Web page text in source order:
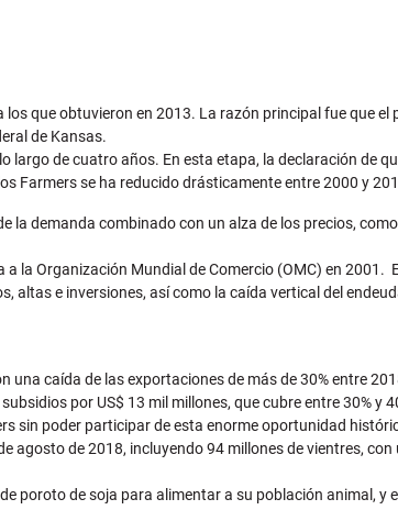
que obtuvieron en 2013. La razón principal fue que
de Kansas.
de cuatro años. En esta etapa, la declaración de
Farmers se ha reducido drásticamente entre 2000 y
demanda combinado con un alza de los precios,
la Organización Mundial de Comercio (OMC) en
e inversiones, así como la caída vertical del
caída de las exportaciones de más de 30% entre
por US$ 13 mil millones, que cubre entre 30% y
sin poder participar de esta enorme oportunidad
de 2018, incluyendo 94 millones de vientres,
de soja para alimentar a su población animal, y